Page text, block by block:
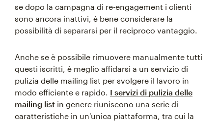
se dopo la campagna di re-engagement i clienti
sono ancora inattivi, è bene considerare la
possibilità di separarsi per il reciproco vantaggio.
Anche se è possibile rimuovere manualmente tutti
questi iscritti, è meglio affidarsi a un servizio di
pulizia delle mailing list per svolgere il lavoro in
modo efficiente e rapido. I servizi di pulizia delle
mailing list in genere riuniscono una serie di
caratteristiche in un'unica piattaforma, tra cui la